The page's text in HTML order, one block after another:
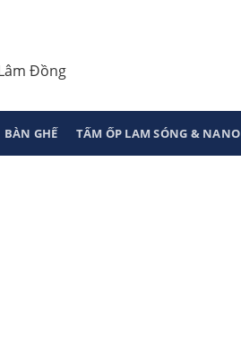
Đồng
BÀN GHẾ TẤM ỐP LAM SÓNG & NANO